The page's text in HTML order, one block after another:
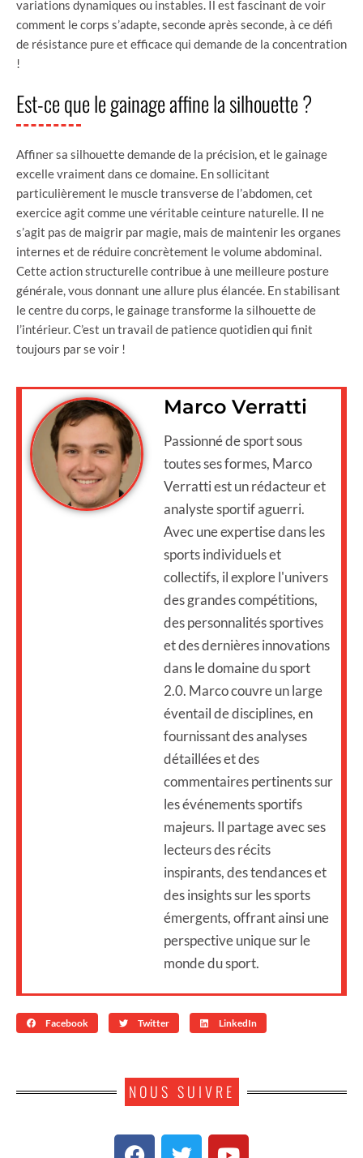
variations dynamiques ou instables. Il est fascinant de voir
comment le corps s’adapte, seconde après seconde, à ce défi
de résistance pure et efficace qui demande de la concentration
!
Est-ce que le gainage affine la silhouette ?
Affiner sa silhouette demande de la précision, et le gainage
excelle vraiment dans ce domaine. En sollicitant
particulièrement le muscle transverse de l’abdomen, cet
exercice agit comme une véritable ceinture naturelle. Il ne
s’agit pas de maigrir par magie, mais de maintenir les organes
internes et de réduire concrètement le volume abdominal.
Cette action structurelle contribue à une meilleure posture
générale, vous donnant une allure plus élancée. En stabilisant
le centre du corps, le gainage transforme la silhouette de
l’intérieur. C’est un travail de patience quotidien qui finit
toujours par se voir !
Marco Verratti
Passionné de sport sous
toutes ses formes, Marco
Verratti est un rédacteur et
analyste sportif aguerri.
Avec une expertise dans les
sports individuels et
collectifs, il explore l'univers
des grandes compétitions,
des personnalités sportives
et des dernières innovations
dans le domaine du sport
2.0. Marco couvre un large
éventail de disciplines, en
fournissant des analyses
détaillées et des
commentaires pertinents sur
les événements sportifs
majeurs. Il partage avec ses
lecteurs des récits
inspirants, des tendances et
des insights sur les sports
émergents, offrant ainsi une
perspective unique sur le
monde du sport.
Facebook Twitter LinkedIn
NOUS SUIVRE